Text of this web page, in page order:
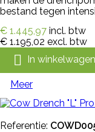
bestand tegen
€ 1.445,97 incl. btw
€ 1.195,02 excl. btw
 In winkelwagen
Meer
Referentie: